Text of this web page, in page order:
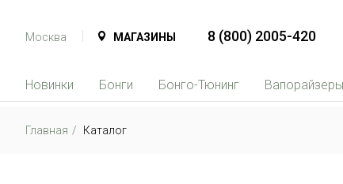
Москва МАГАЗИНЫ 8 (800) 2005-420
Новинки Бонги Бонго-Тюнинг Вапорайзеры
Главная Каталог